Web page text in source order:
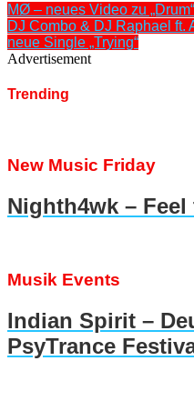
MØ – neues Video zu „Drum“
DJ Combo & DJ Raphael ft.
neue Single „Trying“
Advertisement
Trending
New Music Friday
Nighth4wk –
Musik Events
Indian Spirit –
PsyTrance